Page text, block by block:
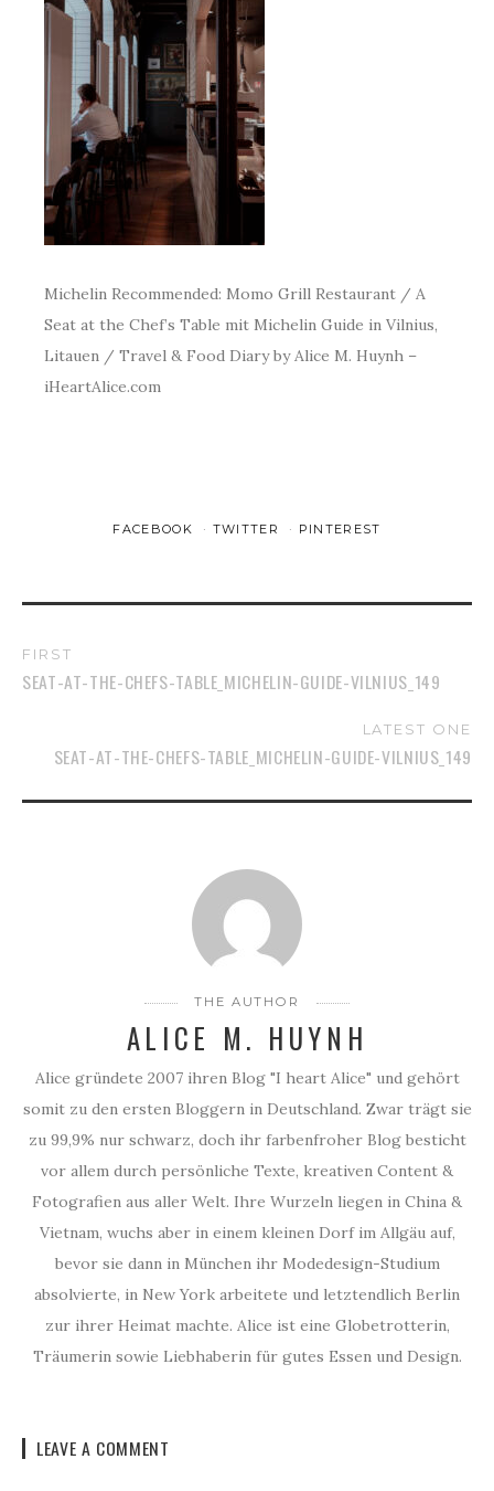
Michelin Recommended: Momo Grill Restaurant / A
Seat at the Chef’s Table mit Michelin Guide in Vilnius,
Litauen / Travel & Food Diary by Alice M. Huynh –
iHeartAlice.com
FACEBOOK TWITTER PINTEREST
FIRST
SEAT-AT-THE-CHEFS-TABLE_MICHELIN-GUIDE-VILNIUS_149
LATEST ONE
SEAT-AT-THE-CHEFS-TABLE_MICHELIN-GUIDE-VILNIUS_149
THE AUTHOR
ALICE M. HUYNH
Alice gründete 2007 ihren Blog "I heart Alice" und gehört
somit zu den ersten Bloggern in Deutschland. Zwar trägt sie
zu 99,9% nur schwarz, doch ihr farbenfroher Blog besticht
vor allem durch persönliche Texte, kreativen Content &
Fotografien aus aller Welt. Ihre Wurzeln liegen in China &
Vietnam, wuchs aber in einem kleinen Dorf im Allgäu auf,
bevor sie dann in München ihr Modedesign-Studium
absolvierte, in New York arbeitete und letztendlich Berlin
zur ihrer Heimat machte. Alice ist eine Globetrotterin,
Träumerin sowie Liebhaberin für gutes Essen und Design.
LEAVE A COMMENT